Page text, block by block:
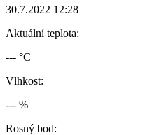
30.7.2022 12:28
Aktuální teplota:
--- °C
Vlhkost:
--- %
Rosný bod: